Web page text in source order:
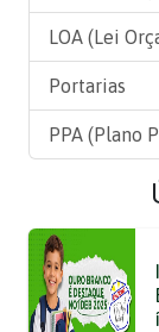
LOA (Lei
Portarias
PPA (Plano